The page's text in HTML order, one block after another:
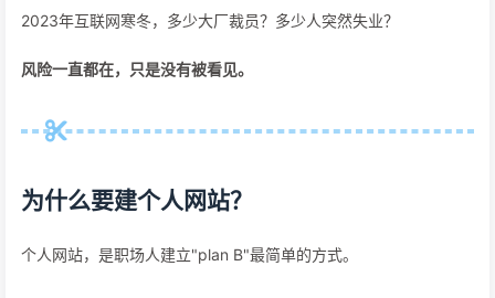
2023年互联网寒冬，多少大厂裁员？多少人突然失业？
风险一直都在，只是没有被看见。
为什么要建个人网站？
个人网站，是职场人建立"plan B"最简单的方式。